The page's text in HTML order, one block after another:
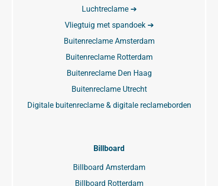
Luchtreclame ➔
Vliegtuig met spandoek ➔
Buitenreclame Amsterdam
Buitenreclame Rotterdam
Buitenreclame Den Haag
Buitenreclame Utrecht
Digitale buitenreclame & digitale reclameborden
Billboard
Billboard Amsterdam
Billboard Rotterdam